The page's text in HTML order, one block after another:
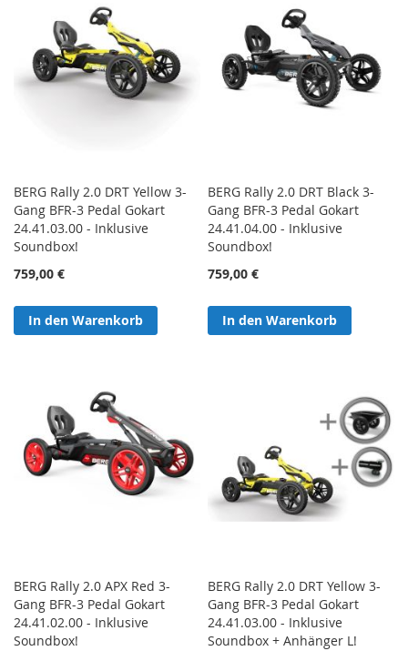
BERG Rally 2.0 DRT Yellow 3-
Gang BFR-3 Pedal Gokart
24.41.03.00 - Inklusive
Soundbox!
759,00 €
In den Warenkorb
BERG Rally 2.0 DRT Black 3-
Gang BFR-3 Pedal Gokart
24.41.04.00 - Inklusive
Soundbox!
759,00 €
In den Warenkorb
BERG Rally 2.0 APX Red 3-
Gang BFR-3 Pedal Gokart
24.41.02.00 - Inklusive
Soundbox!
BERG Rally 2.0 DRT Yellow 3-
Gang BFR-3 Pedal Gokart
24.41.03.00 - Inklusive
Soundbox + Anhänger L!